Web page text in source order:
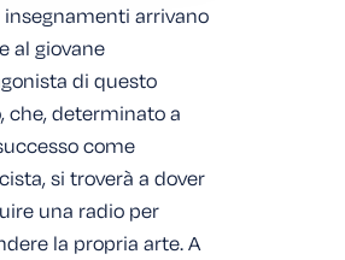
insegnamenti arrivano
al giovane
di questo
che, determinato a
come
si troverà a dover
una radio per
la propria arte. A